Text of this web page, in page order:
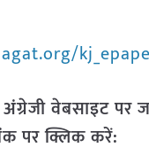
वेबसाइट पर
पर क्लिक करें: